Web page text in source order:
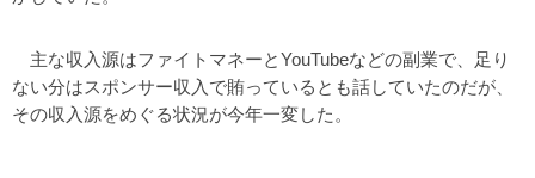
主な収入源はファイトマネーとYouTubeなどの副業で、足り
ない分はスポンサー収入で賄っているとも話していたのだが、
その収入源をめぐる状況が今年一変した。